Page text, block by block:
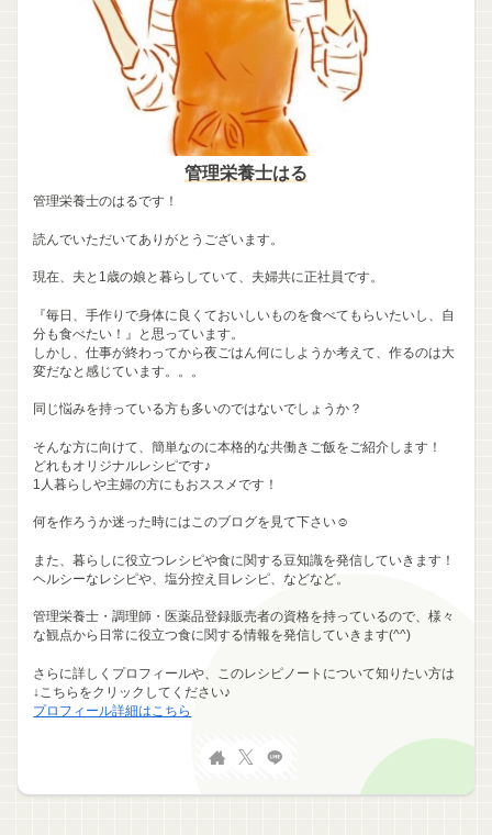
管理栄養士はる
管理栄養士のはるです！
読んでいただいてありがとうございます。
現在、夫と1歳の娘と暮らしていて、夫婦共に正社員です。
『毎日、手作りで身体に良くておいしいものを食べてもらいたいし、自
分も食べたい！』と思っています。
しかし、仕事が終わってから夜ごはん何にしようか考えて、作るのは大
変だなと感じています。。。
同じ悩みを持っている方も多いのではないでしょうか？
そんな方に向けて、簡単なのに本格的な共働きご飯をご紹介します！
どれもオリジナルレシピです♪
1人暮らしや主婦の方にもおススメです！
何を作ろうか迷った時にはこのブログを見て下さい☺
また、暮らしに役立つレシピや食に関する豆知識を発信していきます！
ヘルシーなレシピや、塩分控え目レシピ、などなど。
管理栄養士・調理師・医薬品登録販売者の資格を持っているので、様々
な観点から日常に役立つ食に関する情報を発信していきます(^^)
さらに詳しくプロフィールや、このレシピノートについて知りたい方は
↓こちらをクリックしてください♪
プロフィール詳細はこちら